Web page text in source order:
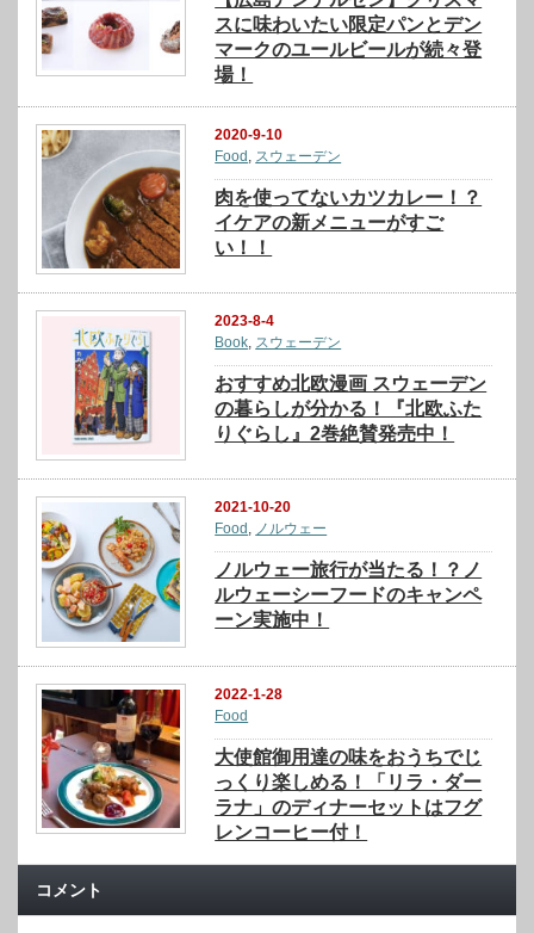
スに味わいたい限定パンとデン
マークのユールビールが続々登
場！
2020-9-10
Food
スウェーデン
肉を使ってないカツカレー！？
イケアの新メニューがすご
い！！
2023-8-4
Book, スウェーデン
おすすめ北欧漫画 スウェーデン
の暮らしが分かる！『北欧ふた
りぐらし』2巻絶賛発売中！
2021-10-20
Food , ノルウェー
ノルウェー旅行が当たる！？ノ
ルウェーシーフードのキャンペ
ーン実施中！
2022-1-28
Food
大使館御用達の味をおうちでじ
っくり楽しめる！「リラ・ダー
ラナ」のディナーセットはフグ
レンコーヒー付！
コメント